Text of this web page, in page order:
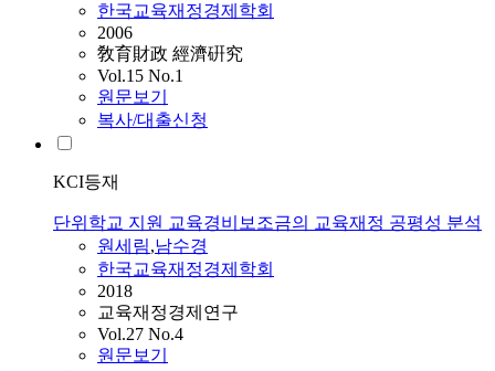
한국교육재정경제학회
2006
敎育財政 經濟硏究
Vol.15 No.1
원문보기
복사/대출신청
KCI등재
단위학교 지원 교육경비보조금의 교육재정 공평성 분석
원세림,남수경
한국교육재정경제학회
2018
교육재정경제연구
Vol.27 No.4
원문보기